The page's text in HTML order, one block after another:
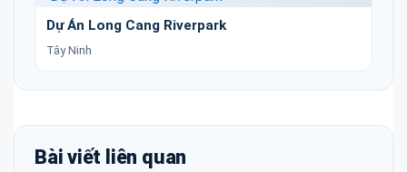
Dự Án Long Cang Riverpark
Tây Ninh
Bài viết liên quan